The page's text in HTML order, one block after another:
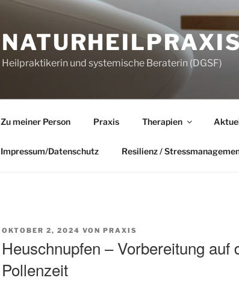
Heilpraktikerin und systemische Beraterin (DGSF)
Zu meiner Person Praxis Therapien
Impressum/Datenschutz Resilienz /
VERÖFFENTLICHT
OKTOBER 2, 2024 VON PRAXIS
Heuschnupfen – Vorbereitung auf
Pollenzeit